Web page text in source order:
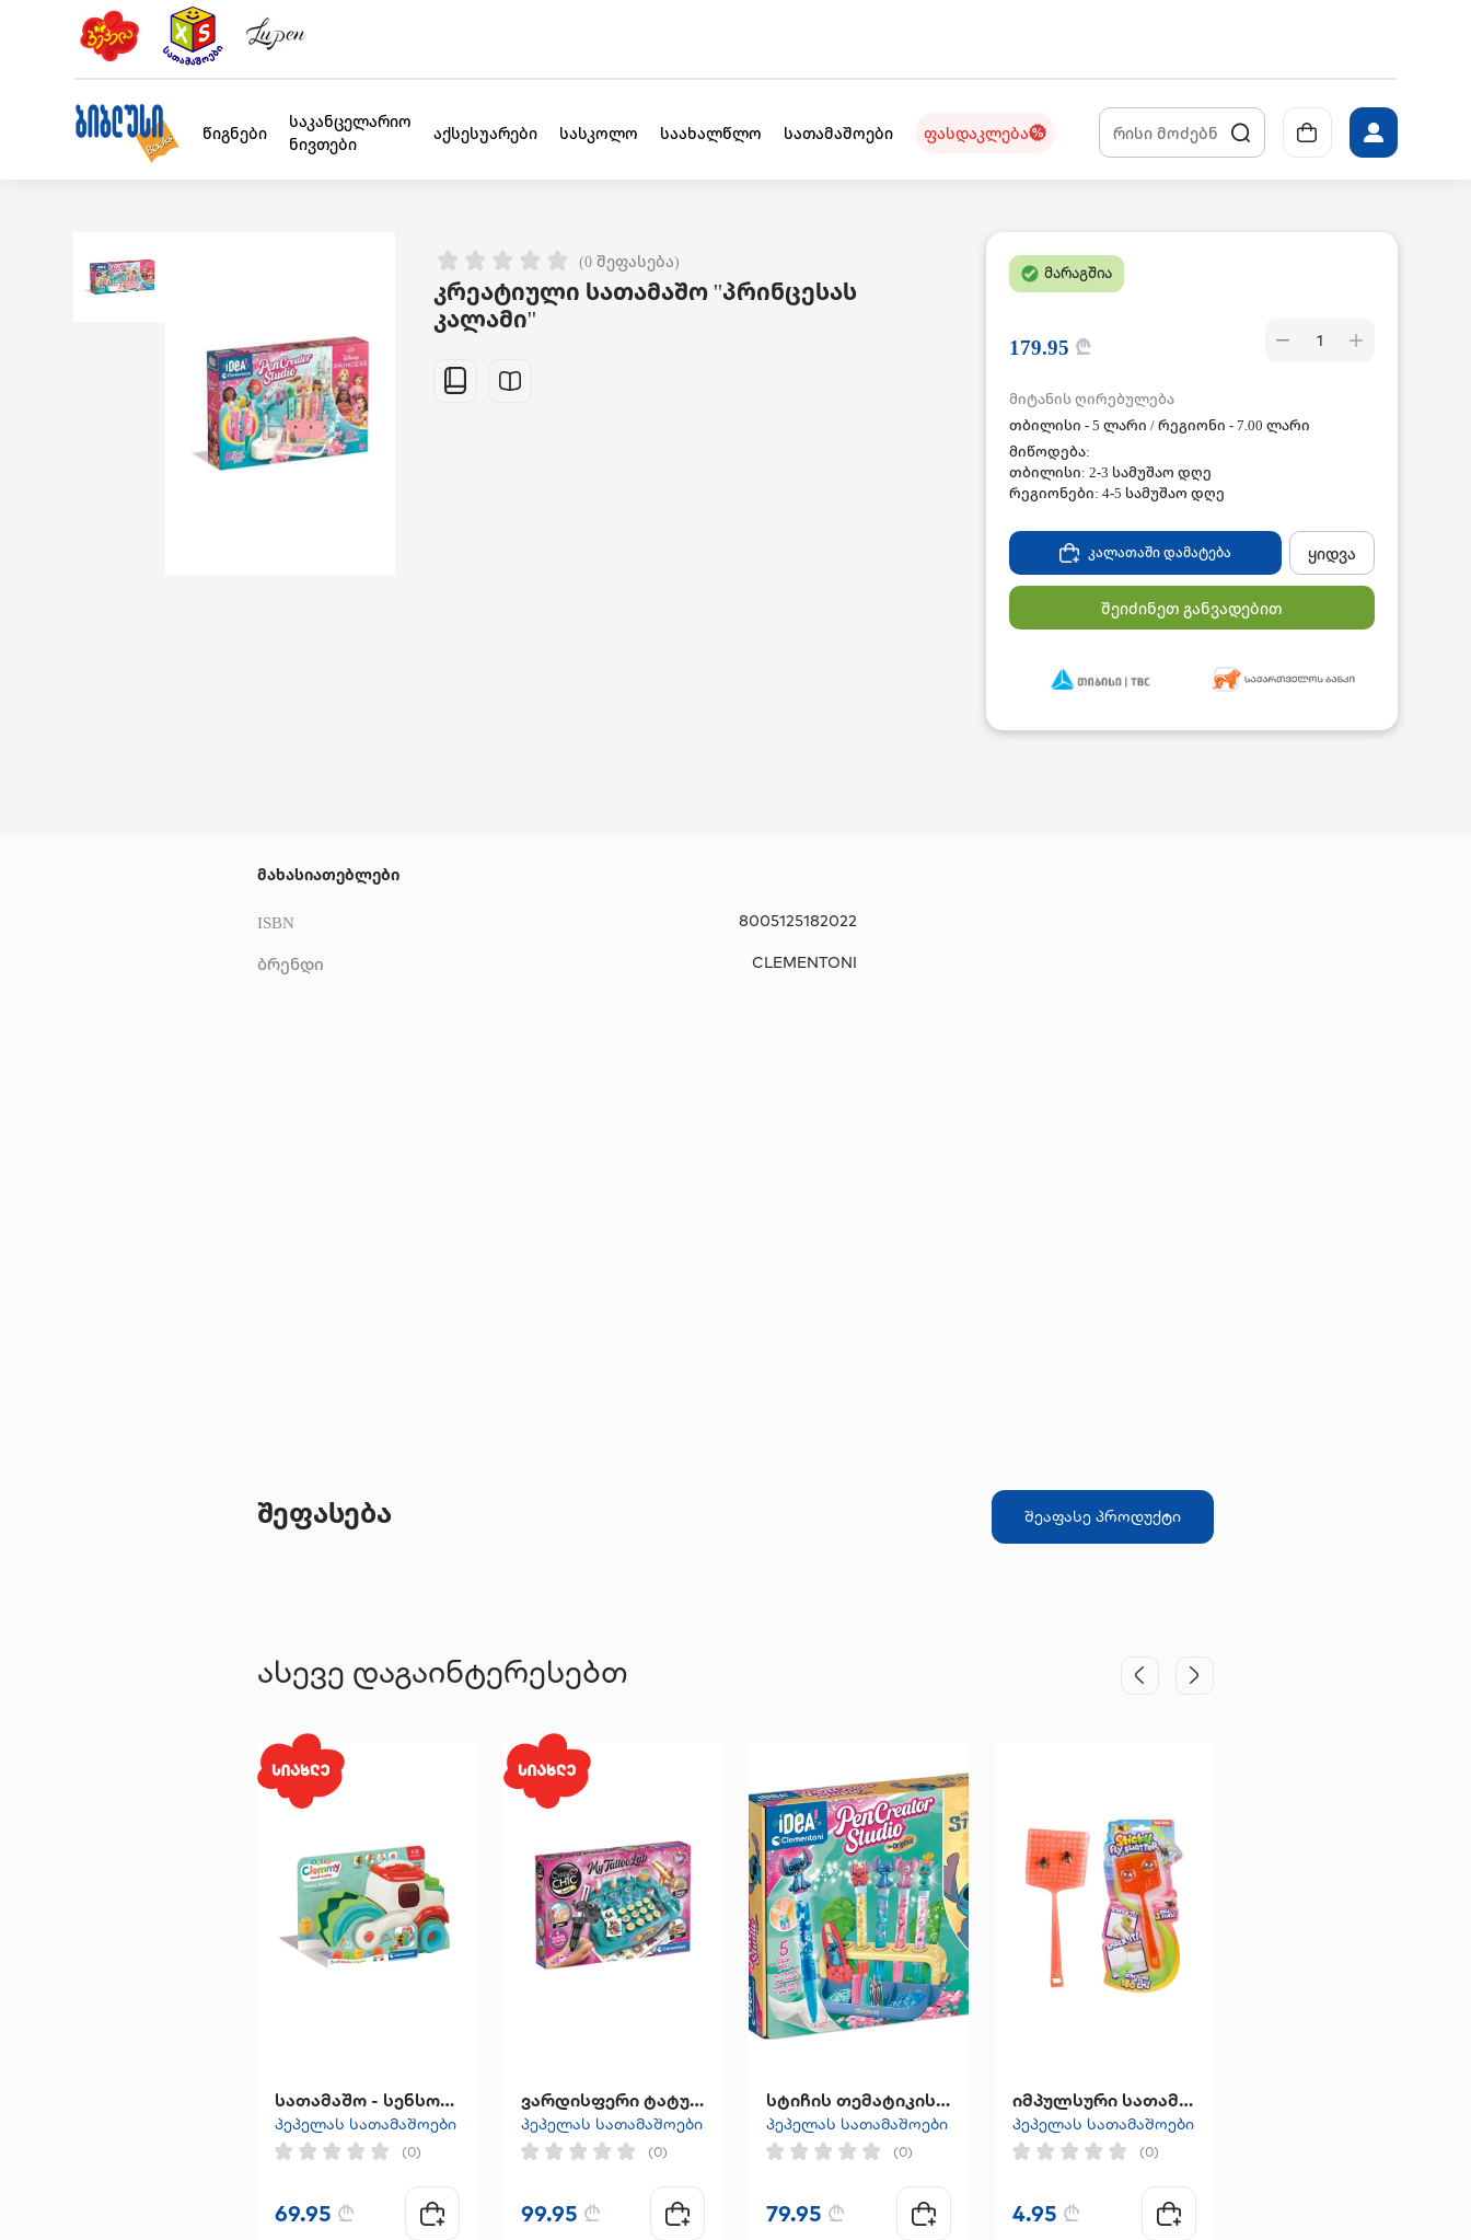
წიგნები
საკანცელარიო
ნივთები
აქსესუარები სასკოლო საახალწლო სათამაშოები ფასდაკლება
(0 შეფასება)
კრეატიული სათამაშო ''პრინცესას
კალამი''
მარაგშია
179.95 ₾ 1
მიტანის ღირებულება
თბილისი - 5 ლარი / რეგიონი - 7.00 ლარი
მიწოდება:
თბილისი: 2-3 სამუშაო დღე
რეგიონები: 4-5 სამუშაო დღე
კალათაში დამატება ყიდვა
შეიძინეთ განვადებით
მახასიათებლები
ISBN 8005125182022
ბრენდი CLEMENTONI
შეფასება შეაფასე პროდუქტი
ასევე დაგაინტერესებთ
სათამაშო - სენსორული სამუშაო სატრანსპორტო საშუალება
პეპელას სათამაშოები
(0)
69.95 ₾
ვარდისფერი ტატუს გასაკეთებელი ხელსაწყო
პეპელას სათამაშოები
(0)
99.95 ₾
სტიჩის თემატიკის კალმების ლაბორატორია
პეპელას სათამაშოები
(0)
79.95 ₾
იმპულსური სათამაშო "fly swawer"
პეპელას სათამაშოები
(0)
4.95 ₾